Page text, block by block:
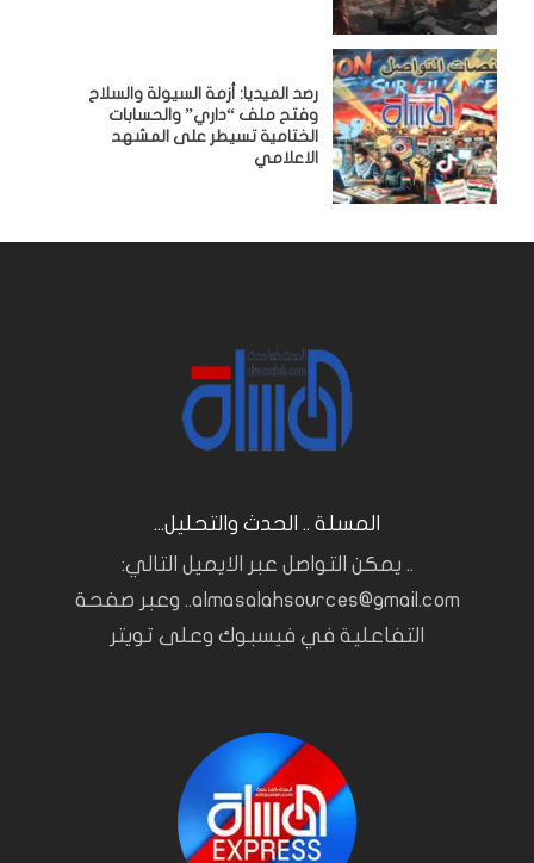
رصد الميديا: أزمة السيولة والسلاح
وفتح ملف “داري” والحسابات
الختامية تسيطر على المشهد
الاعلامي
المسلة .. الحدث والتحليل...
.. يمكن التواصل عبر الايميل التالي:
almasalahsources@gmail.com.. وعبر صفحة
التفاعلية في فيسبوك وعلى تويتر